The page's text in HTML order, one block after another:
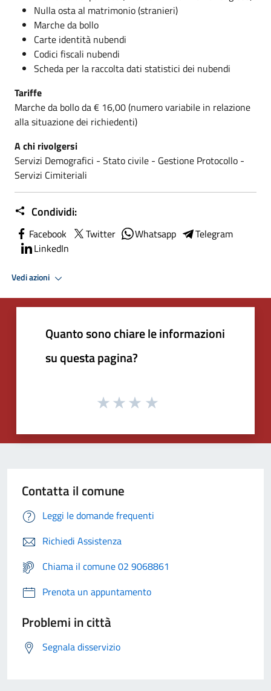
Nulla osta al matrimonio (stranieri)
Marche da bollo
Carte identità nubendi
Codici fiscali nubendi
Scheda per la raccolta dati statistici dei nubendi
Tariffe
Marche da bollo da € 16,00 (numero variabile in relazione
alla situazione dei richiedenti)
A chi rivolgersi
Servizi Demografici - Stato civile - Gestione Protocollo -
Servizi Cimiteriali
Condividi:
Facebook Twitter Whatsapp
Telegram
LinkedIn
Vedi azioni
Quanto sono chiare le informazioni
su questa pagina?
Contatta il comune
Leggi le domande frequenti
Richiedi Assistenza
Chiama il comune 02 9068861
Prenota un appuntamento
Problemi in città
Segnala disservizio